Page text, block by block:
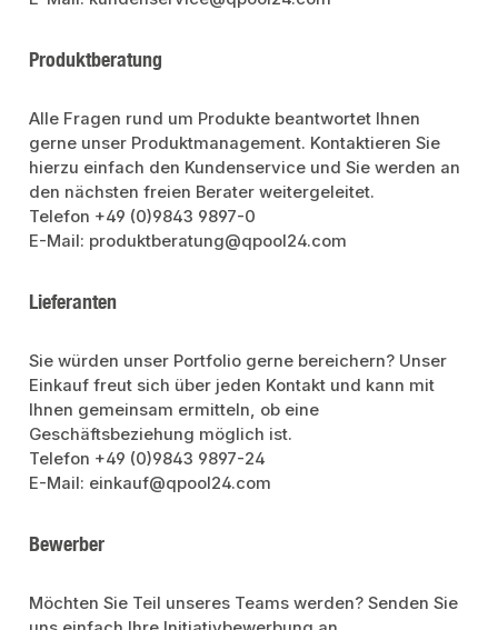
Produktberatung
Alle Fragen rund um Produkte beantwortet Ihnen
gerne unser Produktmanagement. Kontaktieren Sie
hierzu einfach den Kundenservice und Sie werden an
den nächsten freien Berater weitergeleitet.
Telefon +49 (0)9843 9897-0
E-Mail: produktberatung@qpool24.com
Lieferanten
Sie würden unser Portfolio gerne bereichern? Unser
Einkauf freut sich über jeden Kontakt und kann mit
Ihnen gemeinsam ermitteln, ob eine
Geschäftsbeziehung möglich ist.
Telefon +49 (0)9843 9897-24
E-Mail: einkauf@qpool24.com
Bewerber
Möchten Sie Teil unseres Teams werden? Senden Sie